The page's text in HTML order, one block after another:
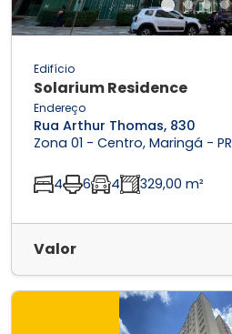
Edifício
Solarium Residence
Endereço
Rua Arthur Thomas, 830
Zona 01 - Centro, Maringá - PR
4 6 4 329,00 m²
Valor